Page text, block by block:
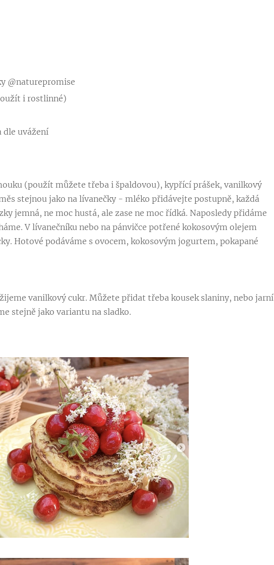
@naturepromise
i rostlinné)
dle uvážení
(použít můžete třeba i špaldovou), kypřící prášek, vanilkový
stejnou jako na lívanečky - mléko přidávejte postupně, každá
jemná, ne moc hustá, ale zase ne moc řídká. Naposledy přidáme
V lívanečníku nebo na pánvičce potřené kokosovým olejem
Hotové podáváme s ovocem, kokosovým jogurtem, pokapané
vanilkový cukr. Můžete přidat třeba kousek slaniny, nebo jarní
stejně jako variantu na sladko.